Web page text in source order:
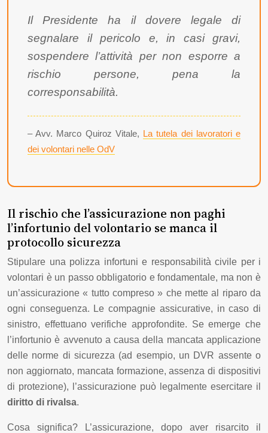
Il Presidente ha il dovere legale di
segnalare il pericolo e, in casi gravi,
sospendere l’attività per non esporre a
rischio persone, pena la
corresponsabilità.
– Avv. Marco Quiroz Vitale, La tutela dei lavoratori e
dei volontari nelle OdV
Il rischio che l’assicurazione non paghi
l’infortunio del volontario se manca il
protocollo sicurezza
Stipulare una polizza infortuni e responsabilità civile per i
volontari è un passo obbligatorio e fondamentale, ma non è
un’assicurazione « tutto compreso » che mette al riparo da
ogni conseguenza. Le compagnie assicurative, in caso di
sinistro, effettuano verifiche approfondite. Se emerge che
l’infortunio è avvenuto a causa della mancata applicazione
delle norme di sicurezza (ad esempio, un DVR assente o
non aggiornato, mancata formazione, assenza di dispositivi
di protezione), l’assicurazione può legalmente esercitare il
diritto di rivalsa.
Cosa significa? L’assicurazione, dopo aver risarcito il